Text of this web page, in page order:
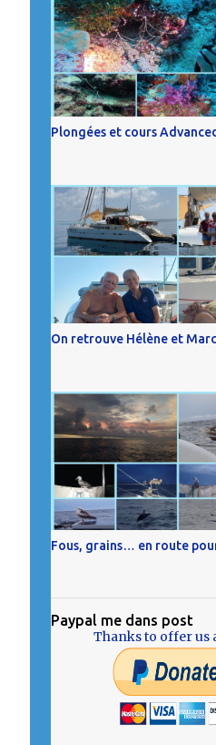
Plongées et cours
On retrouve Hélène et
Fous, grains… en route
Paypal me dans post
Thanks to offer us